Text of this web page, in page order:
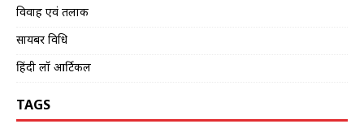
विवाह एवं तलाक
सायबर विधि
हिंदी लॉ आर्टिकल
TAGS